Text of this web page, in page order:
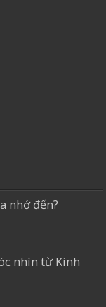
nhớ đến?
nhìn từ Kinh